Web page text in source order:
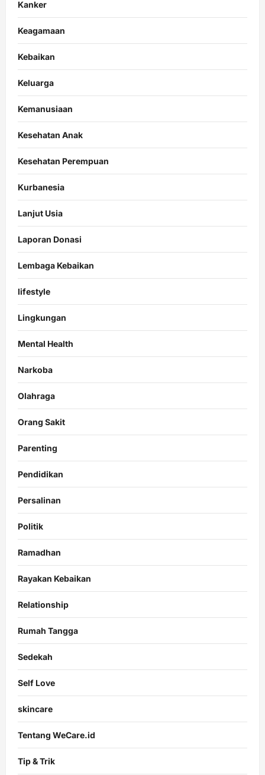
Kanker
Keagamaan
Kebaikan
Keluarga
Kemanusiaan
Kesehatan Anak
Kesehatan Perempuan
Kurbanesia
Lanjut Usia
Laporan Donasi
Lembaga Kebaikan
lifestyle
Lingkungan
Mental Health
Narkoba
Olahraga
Orang Sakit
Parenting
Pendidikan
Persalinan
Politik
Ramadhan
Rayakan Kebaikan
Relationship
Rumah Tangga
Sedekah
Self Love
skincare
Tentang WeCare.id
Tip & Trik